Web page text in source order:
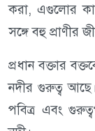
করা, এগুলোর
সঙ্গে বহু প্রাণীর
প্রধান বক্তার
নদীর গুরুত্ব
পবিত্র এবং